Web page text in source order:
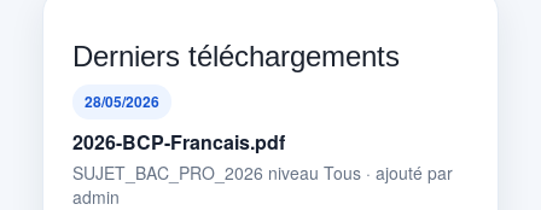
Derniers téléchargements
28/05/2026
2026-BCP-Francais.pdf
SUJET_BAC_PRO_2026 niveau Tous · ajouté par
admin